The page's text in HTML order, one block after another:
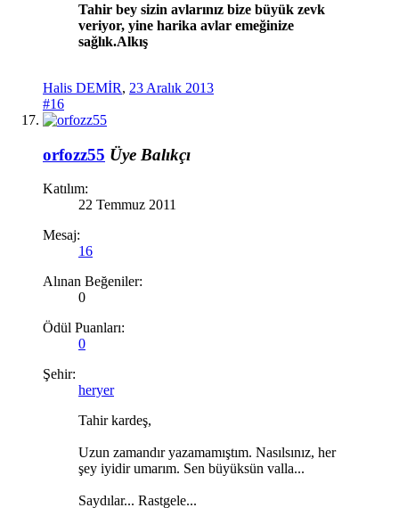
Tahir bey sizin avlarınız bize büyük zevk
veriyor, yine harika avlar emeğinize
sağlık.Alkış
Halis DEMİR, 23 Aralık 2013
#16
orfozz55 Üye Balıkçı
Katılım:
22 Temmuz 2011
Mesaj:
16
Alınan Beğeniler:
0
Ödül Puanları:
0
Şehir:
heryer
Tahir kardeş,
Uzun zamandır yazamamıştım. Nasılsınız, her
şey iyidir umarım. Sen büyüksün valla...
Saydılar... Rastgele...